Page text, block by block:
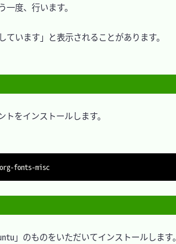
度、行います。
います」と表示されることがあります。
をインストールします。
」のものをいただいてインストールします。